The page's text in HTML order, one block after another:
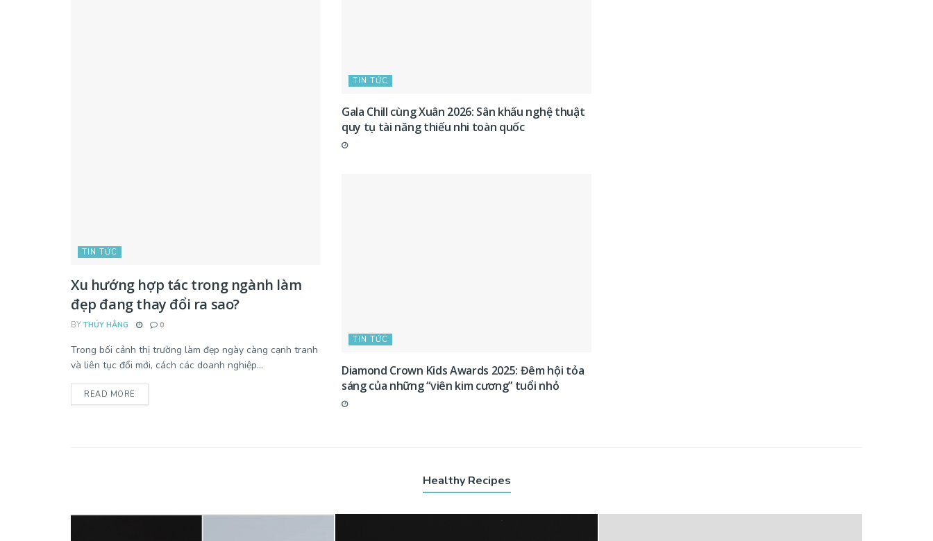
TIN TỨC
Xu hướng hợp tác trong ngành làm
đẹp đang thay đổi ra sao?
BY THÚY HẰNG 0
Trong bối cảnh thị trường làm đẹp ngày càng cạnh tranh
và liên tục đổi mới, cách các doanh nghiệp...
READ MORE
TIN TỨC
Gala Chill cùng Xuân 2026: Sân khấu nghệ thuật
quy tụ tài năng thiếu nhi toàn quốc
TIN TỨC
Diamond Crown Kids Awards 2025: Đêm hội tỏa
sáng của những “viên kim cương” tuổi nhỏ
Healthy Recipes